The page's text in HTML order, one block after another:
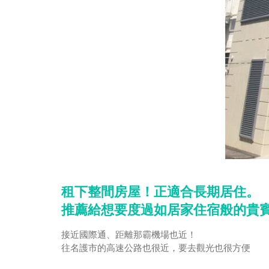
租下整間房屋！正適合長期居住。
推薦給想要度過如居家住宿般的貴
接近國際通、距離那霸機場也近！
往名護市的高速公路也很近，要去觀光也很方便